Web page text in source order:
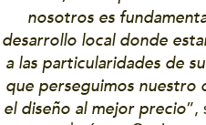
nosotros es
desarrollo local donde
a las particularidades de
que perseguimos nuestro
el diseño al mejor precio”,